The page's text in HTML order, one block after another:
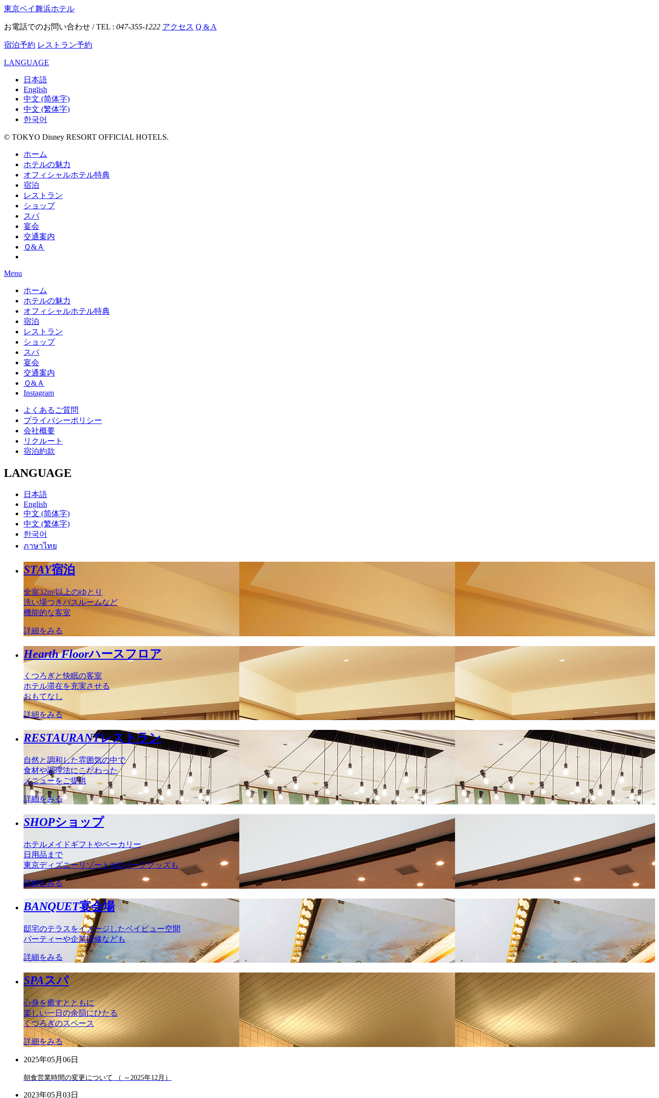
東京ベイ舞浜ホテル
お電話でのお問い合わせ / TEL : 047-355-1222 アクセス Q & A
宿泊予約 レストラン予約
LANGUAGE
日本語
English
中文 (简体字)
中文 (繁体字)
한국어
© TOKYO Disney RESORT OFFICIAL HOTELS.
ホーム
ホテルの魅力
オフィシャルホテル特典
宿泊
レストラン
ショップ
スパ
宴会
交通案内
Ｑ&Ａ
Menu
ホーム
ホテルの魅力
オフィシャルホテル特典
宿泊
レストラン
ショップ
スパ
宴会
交通案内
Ｑ&Ａ
Instagram
よくあるご質問
プライバシーポリシー
会社概要
リクルート
宿泊約款
LANGUAGE
日本語
English
中文 (简体字)
中文 (繁体字)
한국어
ภาษาไทย
STAY宿泊
全室32m²以上のゆとり
洗い場つきバスルームなど
機能的な客室
詳細をみる
Hearth Floorハースフロア
くつろぎと快眠の客室
ホテル滞在を充実させる
おもてなし
詳細をみる
RESTAURANTレストラン
自然と調和した雰囲気の中で
食材や調理法にこだわった
メニューをご提供
詳細をみる
SHOPショップ
ホテルメイドギフトやベーカリー
日用品まで
東京ディズニーリゾート®のパークグッズも
詳細をみる
BANQUET宴会場
邸宅のテラスをイメージしたベイビュー空間
パーティーや企業研修なども
詳細をみる
SPAスパ
心身を癒すとともに
楽しい一日の余韻にひたる
くつろぎのスペース
詳細をみる
2025年05月06日
朝食営業時間の変更について （ ～2025年12月）
2023年05月03日